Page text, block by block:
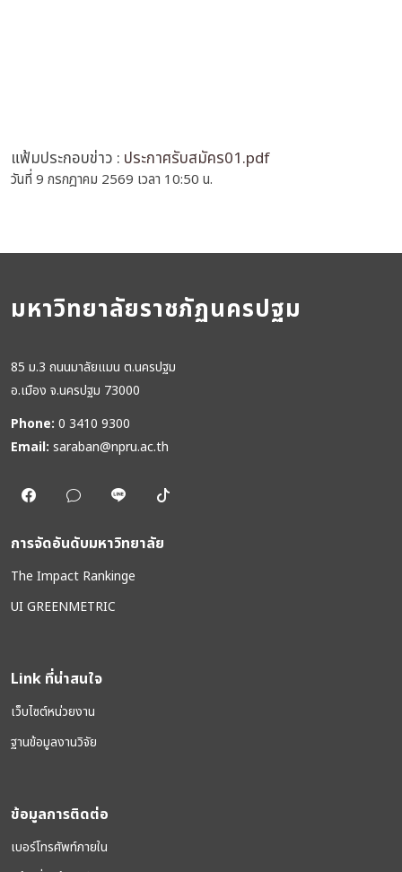
แฟ้มประกอบข่าว : ประกาศรับสมัคร01.pdf
วันที่ 9 กรกฎาคม 2569 เวลา 10:50 น.
มหาวิทยาลัยราชภัฏนครปฐม
85 ม.3 ถนนมาลัยแมน ต.นครปฐม
อ.เมือง จ.นครปฐม 73000
Phone: 0 3410 9300
Email: saraban@npru.ac.th
การจัดอันดับมหาวิทยาลัย
The Impact Rankinge
UI GREENMETRIC
Link ที่น่าสนใจ
เว็บไซต์หน่วยงาน
ฐานข้อมูลงานวิจัย
ข้อมูลการติดต่อ
เบอร์โทรศัพท์ภายใน